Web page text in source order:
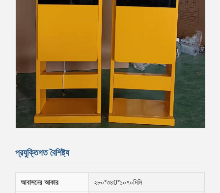
প্রযুক্তিগত বৈশিষ্ট্য
আবাসনের আকার ২৮০*৩৪0*১০৭০মিমি